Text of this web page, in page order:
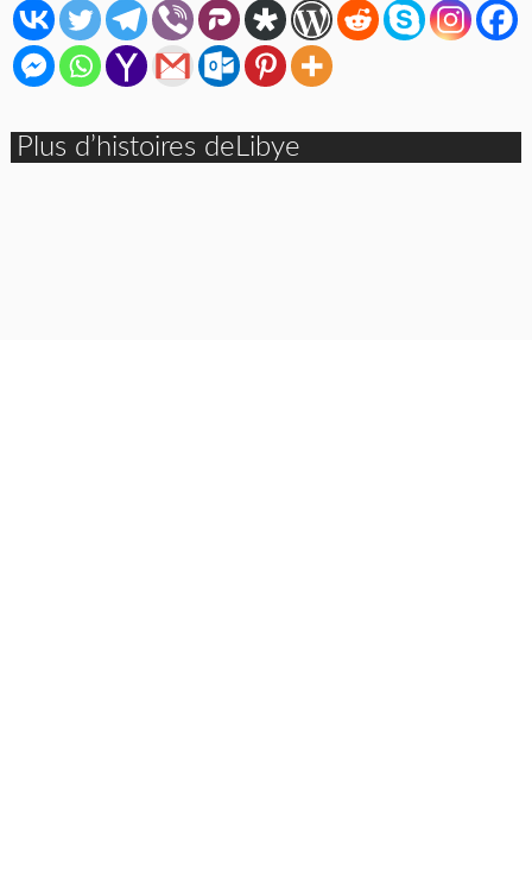
Plus d’histoires deLibye